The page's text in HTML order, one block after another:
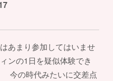
あまり参加してはいませ
ンの1日を疑似体験でき
今の時代みたいに交差点